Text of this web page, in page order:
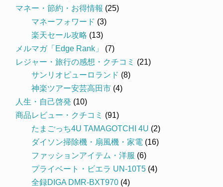
マネー・節約・お得情報 (25)
マネーフォワード (3)
楽天セール攻略 (13)
メルマガ「Edge Rank」
(7)
レジャー・旅行の感想・クチコミ (21)
サンリオピューロランド (8)
神楽ツアー安芸高田市 (4)
人生・自己啓発 (10)
商品レビュー・クチコミ (91)
たまごっち4U TAMAGOTCHI 4U (2)
ダイソン掃除機・扇風機・家電 (16)
ファッションアイテム・洋服 (6)
プライベート・ビエラ UN-10T5 (4)
全録DIGA DMR-BXT970 (4)